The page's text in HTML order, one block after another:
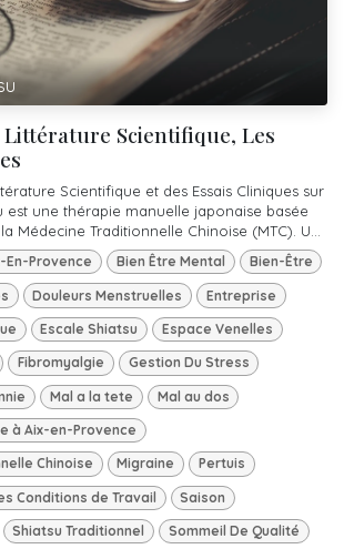
Littérature Scientifique, Les
Scientifique et des Essais Cliniques sur
est une thérapie manuelle japonaise basée
Médecine Traditionnelle Chinoise (MTC). U...
En-Provence Bien Être Mental Bien-Être
Douleurs Menstruelles Entreprise
Escale Shiatsu Espace Venelles
Fibromyalgie Gestion Du Stress
Mal a la tete Mal au dos
à Aix-en-Provence
Chinoise Migraine Pertuis
Conditions de Travail Saison
Shiatsu Traditionnel Sommeil De Qualité